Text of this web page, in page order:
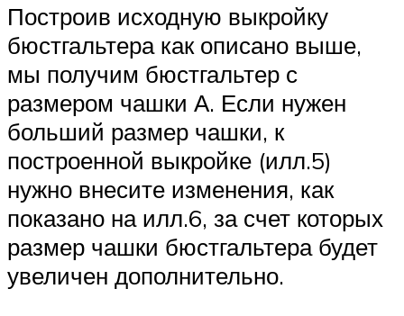
Построив исходную выкройку
бюстгальтера как описано выше,
мы получим бюстгальтер с
размером чашки А. Если нужен
больший размер чашки, к
построенной выкройке (илл.5)
нужно внесите изменения, как
показано на илл.6, за счет которых
размер чашки бюстгальтера будет
увеличен дополнительно.